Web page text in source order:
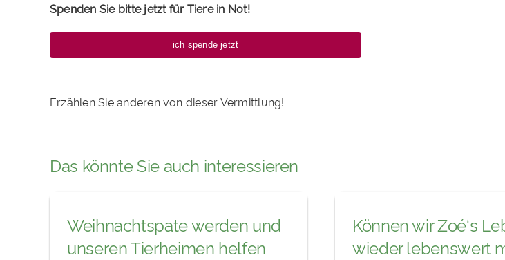
Spenden Sie bitte jetzt für Tiere in Not!
ich spende jetzt
Erzählen Sie anderen von dieser Vermittlung!
Das könnte Sie auch interessieren
Weihnachtspate werden und
unseren Tierheimen helfen
Können wir Zoé‘s
wieder lebenswert